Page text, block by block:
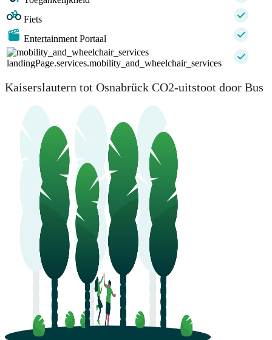
Fiets
Entertainment Portaal
landingPage.services.mobility_and_wheelchair_services
Kaiserslautern tot Osnabrück CO2-uitstoot door Bus